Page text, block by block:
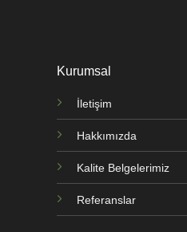
Kurumsal
İletişim
Hakkımızda
Kalite Belgelerimiz
Referanslar